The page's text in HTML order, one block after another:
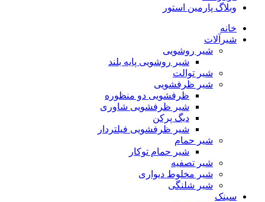
وبلاگ پارمین استور
خانه
شیرآلات
شیر روشویی
شیر روشویی پایه بلند
شیر توالت
شیر ظرفشویی
ظرفشویی دو منظوره
شیر ظرفشویی شاوری
دیگ پرکن
شیر ظرفشویی فیلتردار
شیر حمام
شیر حمام توکار
شیر تصفیه
شیر مخلوط دیواری
شیر شلنگی
سینک